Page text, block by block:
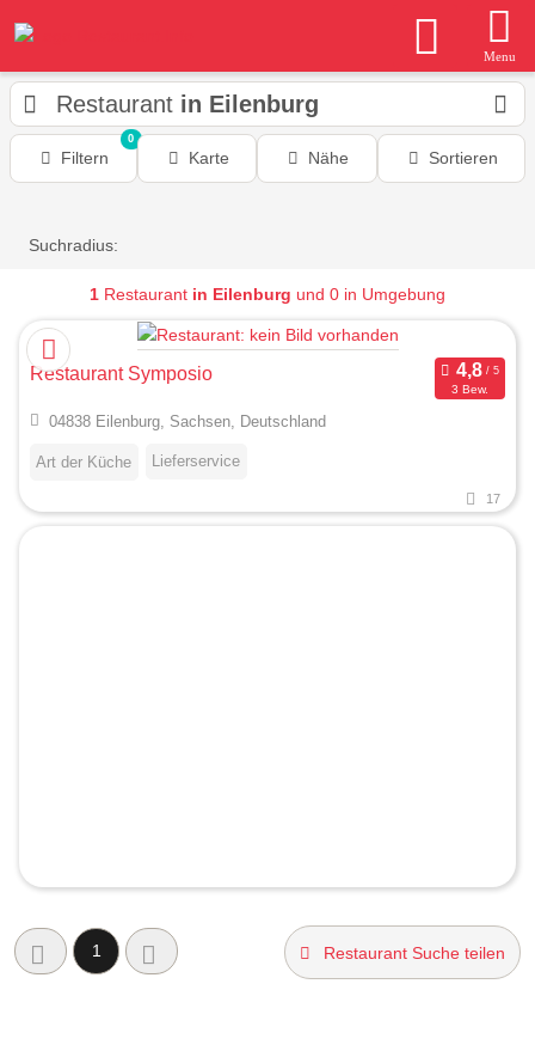
Menu
Restaurant in Eilenburg
Filtern
0
Karte Nähe Sortieren
Suchradius:
1 Restaurant in Eilenburg und 0 in Umgebung
Restaurant Symposio
3 Bew.
04838 Eilenburg, Sachsen, Deutschland
Art der Küche Lieferservice
17
1 Restaurant Suche teilen